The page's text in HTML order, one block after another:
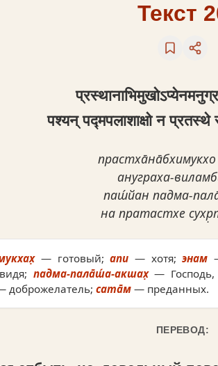
Текст
पश्यन् पद्मपलाशाक्षो न
прастха̄на̄бхимукхо
ануграха-
паш́йан падма-
на пратастхе
— готовый;апи — хотя;энам
падма-пала̄ш́а-акшах̣— Господь,
доброжелатель; сата̄м — преданных.
ПЕРЕВОД: